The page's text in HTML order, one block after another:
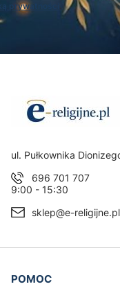
prywatności .
Adres:
ul. Pułkownika
696 701 707
9:00 - 15:30
sklep@e-religijne.pl
Linki w stopce
POMOC